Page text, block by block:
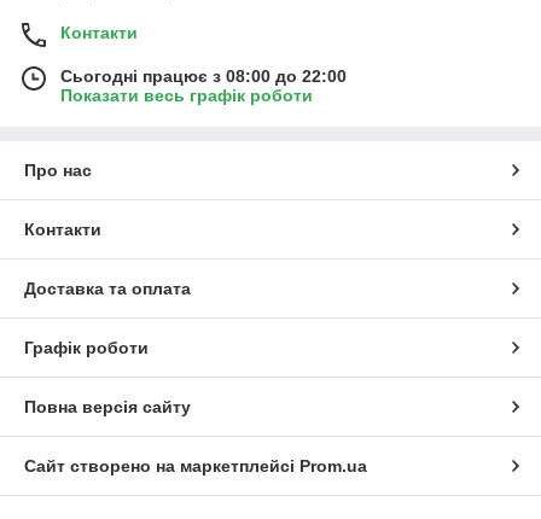
Погана екологія.
Переїдання чи недолік калорій в раціоні.
Використання лікарських препаратів.
Куріння, вживання алкоголю та інші шкідливі звички.
Низький рівень фізичної активності.
Травми.
Контакти
Сьогодні працює з 08:00 до 22:00
Показати весь графік роботи
Про нас
Контакти
Доставка та оплата
Графік роботи
Повна версія сайту
Сайт створено на маркетплейсі Prom.ua